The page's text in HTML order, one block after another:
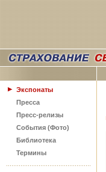
Экспонаты
Пресса
Пресс-релизы
События (Фото)
Библиотека
Термины